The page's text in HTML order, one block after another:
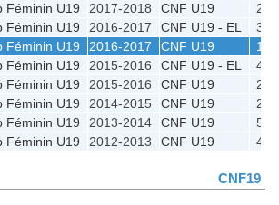
Féminin U19
2017-2018 CNF U19
2e
Féminin U19
2016-2017 CNF U19 - EL
3e
Féminin U19
2016-2017 CNF U19
1e
Féminin U19
2015-2016 CNF U19 - EL
4e
Féminin U19
2015-2016 CNF U19
2e
Féminin U19
2014-2015 CNF U19
2e
Féminin U19
2013-2014 CNF U19
5e
Féminin U19
2012-2013 CNF U19 4e
CNF19